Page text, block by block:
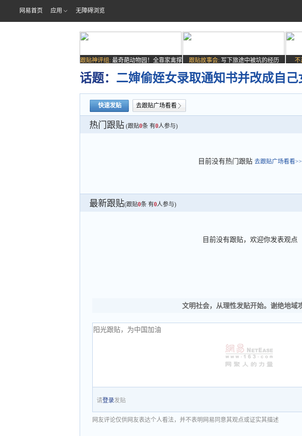
网易首页 应用 无障碍浏览
跟贴神评组: 最奇葩动物园！全靠家禽撑
场子
跟贴故事会: 写下旅途中被坑的经历 不
话题： 二婶偷姪女录取通知书并改成自
快速发贴 去跟贴广场看看
热门跟贴 (跟贴0条 有0人参与)
目前没有热门跟贴 去跟贴广场看看>>
最新跟贴(跟贴0条 有0人参与)
目前没有跟贴，欢迎你发表观点
文明社会，从理性发贴开始。谢绝地域
请登录发贴
网友评论仅供网友表达个人看法，并不表明网易同意其观点或证实其描述